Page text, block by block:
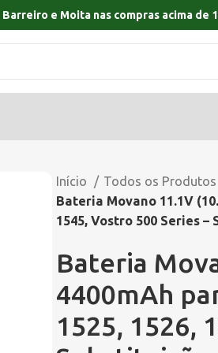
Barreiro e Moita nas compras acima de
Início Todos os Produtos
Bateria Movano 11.1V
1545, Vostro 500 Series
Bateria
4400mAh
1525, 1526,